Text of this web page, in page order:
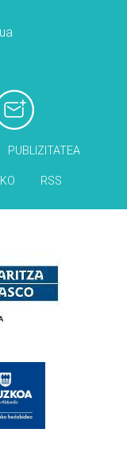
PUBLIZITATEA
RSS